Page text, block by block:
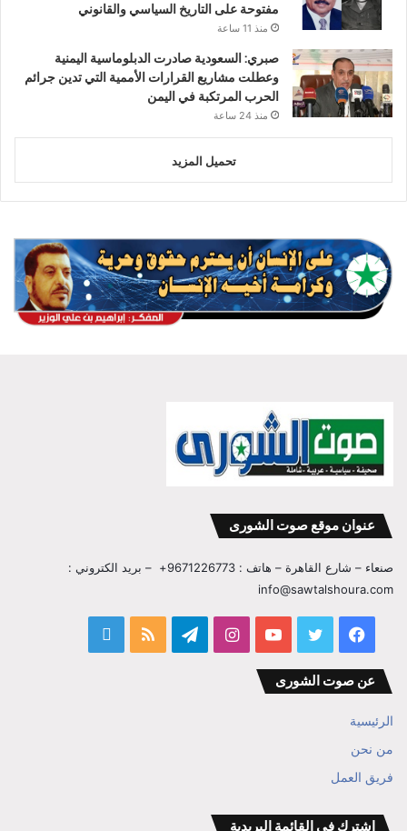
مفتوحة على التاريخ السياسي والقانوني
منذ 11 ساعة
صبري: السعودية صادرت الدبلوماسية اليمنية
وعطلت مشاريع القرارات الأممية التي تدين جرائم
الحرب المرتكبة في اليمن
منذ 24 ساعة
تحميل المزيد
عنوان موقع صوت الشورى
صنعاء – شارع القاهرة – هاتف : 9671226773+ – بريد الكتروني :
info@sawtalshoura.com
فيسبوك تويتر يوتيوب انستقرامتيلقرام ملخص
عن صوت الشورى
الرئيسية
من نحن
فريق العمل
اشترك في القائمة البريدية